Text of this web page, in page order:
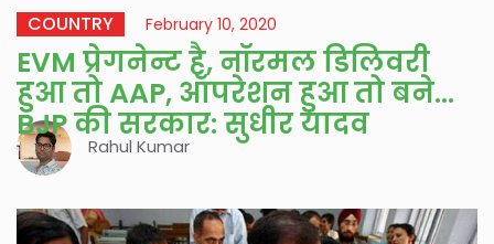
COUNTRY February 10, 2020
EVM प्रेगनेन्ट है, नॉरमल डिलिवरी
हुआ तो AAP, ऑपरेशन हुआ तो बनेगी
BJP की सरकार: सुधीर यादव
Rahul Kumar